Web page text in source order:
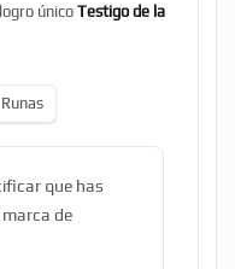
único Testigo de la
Runas
que has
de